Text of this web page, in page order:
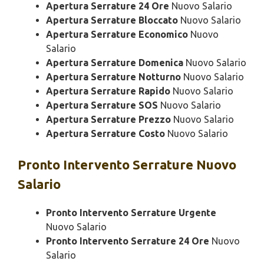
Apertura Serrature 24 Ore Nuovo Salario
Apertura Serrature Bloccato Nuovo Salario
Apertura Serrature Economico Nuovo
Salario
Apertura Serrature Domenica Nuovo Salario
Apertura Serrature Notturno Nuovo Salario
Apertura Serrature Rapido Nuovo Salario
Apertura Serrature SOS Nuovo Salario
Apertura Serrature Prezzo Nuovo Salario
Apertura Serrature Costo Nuovo Salario
Pronto Intervento Serrature Nuovo
Salario
Pronto Intervento Serrature Urgente
Nuovo Salario
Pronto Intervento Serrature 24 Ore Nuovo
Salario